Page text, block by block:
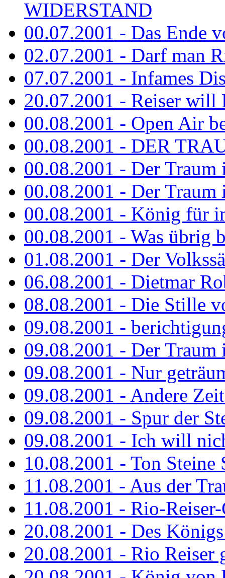
WIDERSTAND
00.07.2001 - Das Ende
02.07.2001 - Darf man
07.07.2001 - Infames
20.07.2001 - Reiser will
00.08.2001 - Open Air
00.08.2001 - DER
00.08.2001 - Der Traum
00.08.2001 - Der Traum
00.08.2001 - König für
00.08.2001 - Was übrig
01.08.2001 - Der
06.08.2001 - Dietmar
08.08.2001 - Die Stille
09.08.2001 -
09.08.2001 - Der Traum
09.08.2001 - Nur
09.08.2001 - Andere
09.08.2001 - Spur der
09.08.2001 - Ich will
10.08.2001 - Ton Steine
11.08.2001 - Aus der
11.08.2001 - Rio-
20.08.2001 - Des
20.08.2001 - Rio Reiser